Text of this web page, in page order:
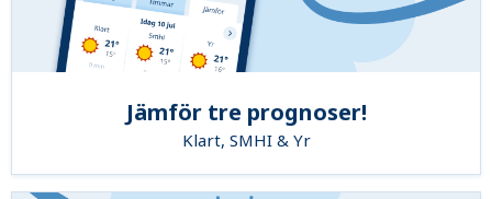
Jämför tre prognoser!
Klart, SMHI & Yr